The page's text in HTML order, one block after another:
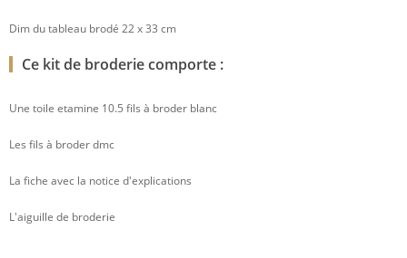
Dim du tableau brodé 22 x 33 cm
Ce kit de broderie comporte :
Une toile etamine 10.5 fils à broder blanc
Les fils à broder dmc
La fiche avec la notice d'explications
L'aiguille de broderie